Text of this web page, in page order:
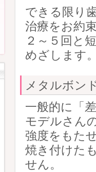
できる限り
治療をお約
２～５回と
めざします
メタルボン
一般的に「
モデルさん
強度をもた
焼き付けた
せん。